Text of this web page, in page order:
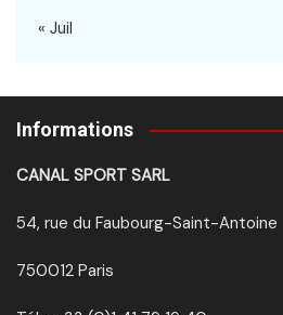
« Juil
Informations
CANAL SPORT SARL
54, rue du Faubourg-Saint-Antoine
750012 Paris